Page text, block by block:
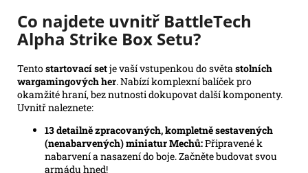
Co najdete uvnitř BattleTech
Alpha Strike Box Setu?
Tentostartovací setje vaší vstupenkou do světastolních
wargamingových her. Nabízí komplexní balíček pro
okamžité hraní, bez nutnosti dokupovat další komponenty.
Uvnitř naleznete:
13 detailně zpracovaných, kompletně sestavených
(nenabarvených) miniatur Mechů:Připravené k
nabarvení a nasazení do boje. Začněte budovat svou
armádu hned!